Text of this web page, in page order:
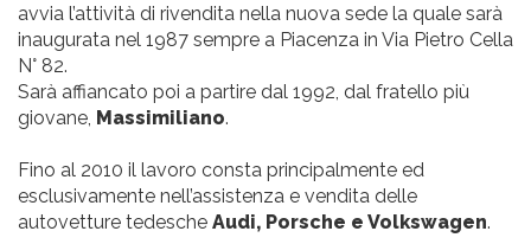
avvia l’attività di rivendita nella nuova sede la quale sarà
inaugurata nel 1987 sempre a Piacenza in Via Pietro Cella
N° 82.
Sarà affiancato poi a partire dal 1992, dal fratello più
giovane, Massimiliano.
Fino al 2010 il lavoro consta principalmente ed
esclusivamente nell’assistenza e vendita delle
autovetture tedesche Audi, Porsche e Volkswagen.